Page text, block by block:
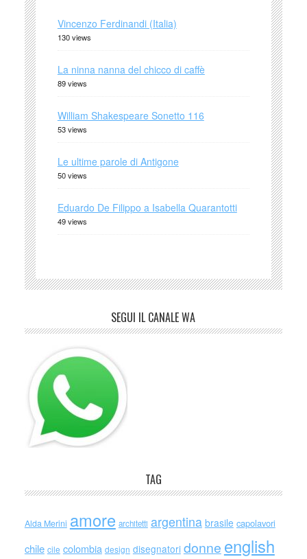
Vincenzo Ferdinandi (Italia)
130 views
La ninna nanna del chicco di caffè
89 views
William Shakespeare Sonetto 116
53 views
Le ultime parole di Antigone
50 views
Eduardo De Filippo a Isabella Quarantotti
49 views
SEGUI IL CANALE WA
TAG
Alda Merini amore architetti argentina brasile capolavori
chile cile colombia design disegnatori donne english